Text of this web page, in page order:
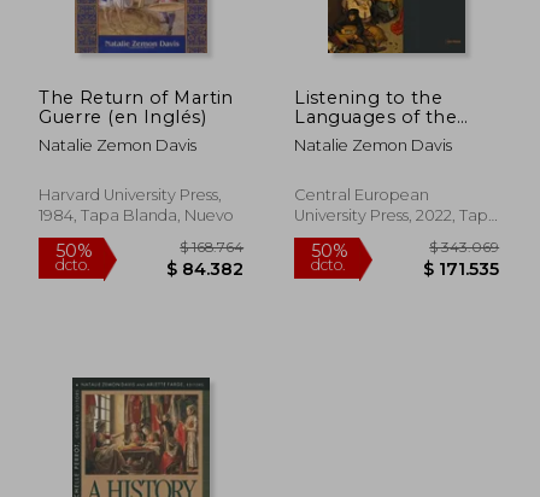
$ 75.621
The Return of Martin
Guerre (en Inglés)
Natalie Zemon Davis
Harvard University Press,
1984, Tapa Blanda, Nuevo
Listening to the
Languages of the
People: Lazare
Sainéan on
and French (en
Inglés)
Natalie Zemon Davis
Central European
University Press, 2022, Tapa
Dura, Nuevo